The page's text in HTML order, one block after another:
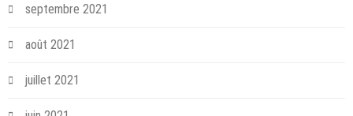
septembre 2021
août 2021
juillet 2021